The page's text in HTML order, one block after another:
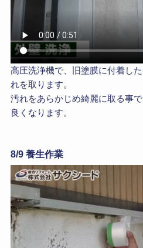
高圧洗浄機で、旧塗膜に付着し
れを取ります。
汚れをあらかじめ綺麗に取る事
良くなります。
8/9 養生作業